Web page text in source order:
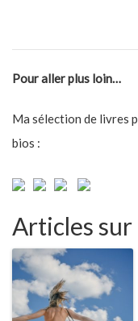
Pour aller plus loin…
Ma sélection de livres
bios :
Articles sur